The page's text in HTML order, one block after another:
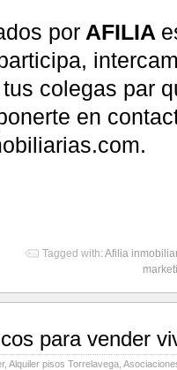
por AFILIA
colegas par
en
Tagged with: Afilia
para vender
, Alquiler pisos Torrelavega